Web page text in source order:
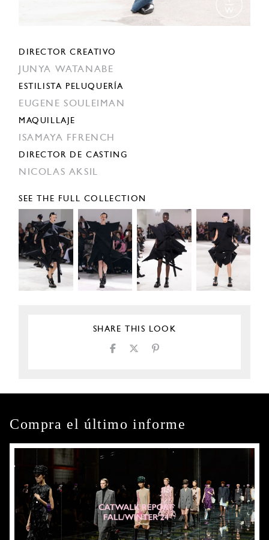
DIRECTOR CREATIVO
JUNYA WATANABE
ESTILISTA PELUQUERÍA
EUGENE SOULEIMAN
MAQUILLAJE
ISAMAYA FFRENCH
DIRECTOR DE CASTING
NICOLAS AKSIL
SEE THE FULL COLLECTION
SHARE THIS LOOK
Compra el último informe